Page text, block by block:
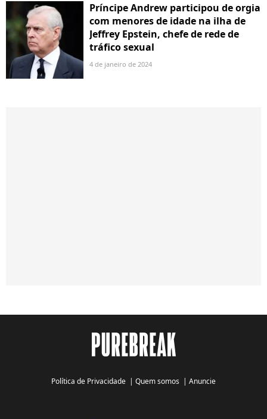
Príncipe Andrew participou de orgia
com menores de idade na ilha de
Jeffrey Epstein, chefe de rede de
tráfico sexual
4 de janeiro de 2024
Política de Privacidade | Quem somos | Anuncie